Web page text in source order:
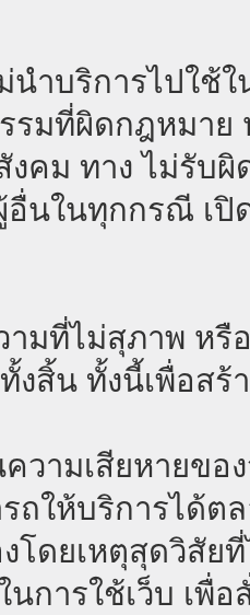
นำบริการไปใช้
รมที่ผิดกฎหมาย
คม ทาง ไม่รับ
อื่นในทุกกรณี เปิ
มที่ไม่สุภาพ หรื
งสิ้น ทั้งนี้เพื่อสร้
วามเสียหายขอ
ถให้บริการได้ต
โดยเหตุสุดวิสัย
การใช้เว็บ เพื่